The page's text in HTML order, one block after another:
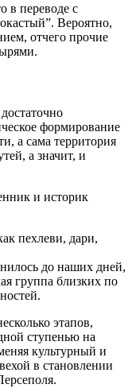
в переводе с
Вероятно,
отчего прочие
формирование
а сама территория
а значит, и
и историк
пехлеви, дари,
до наших дней,
группа близких по
этапов,
ступенью на
культурный и
в становлении